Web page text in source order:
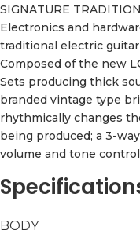
SIGNATURE
Electronics and
traditional electric
Composed of the new
Sets producing thick
branded vintage type
rhythmically changes
being produced; a 3-
volume and tone
BODY